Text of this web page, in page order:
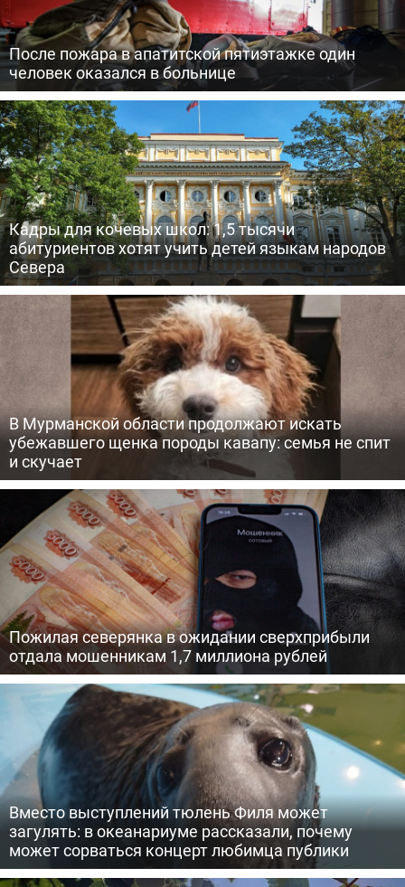
После пожара в апатитской пятиэтажке один
человек оказался в больнице
Кадры для кочевых школ: 1,5 тысячи
абитуриентов хотят учить детей языкам народов
Севера
В Мурманской области продолжают искать
убежавшего щенка породы кавапу: семья не спит
и скучает
Пожилая северянка в ожидании сверхприбыли
отдала мошенникам 1,7 миллиона рублей
Вместо выступлений тюлень Филя может
загулять: в океанариуме рассказали, почему
может сорваться концерт любимца публики